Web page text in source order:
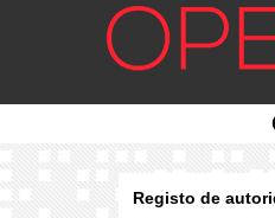
Registo de